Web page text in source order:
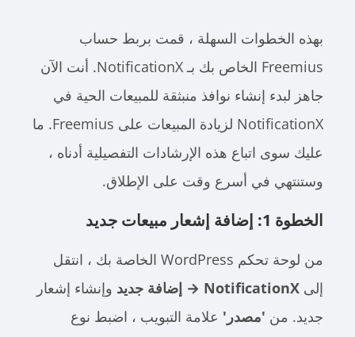
بهذه الخطوات السهلة ، قمت بربط حساب
Freemius الخاص بك بـ NotificationX. أنت الآن
جاهز لبدء إنشاء نوافذ منبثقة للمبيعات الحية في
NotificationX لزيادة المبيعات على Freemius. ما
عليك سوى اتباع هذه الإرشادات التفصيلية أدناه ،
وستنتهي في أسرع وقت على الإطلاق.
الخطوة 1: إضافة إشعار مبيعات جديد
من لوحة تحكم WordPress الخاصة بك ، انتقل
إلىNotificationX → إضافة جديد
وإنشاء إشعار
جديد. من'مصدر'علامة التبويب ، اضبط نوع